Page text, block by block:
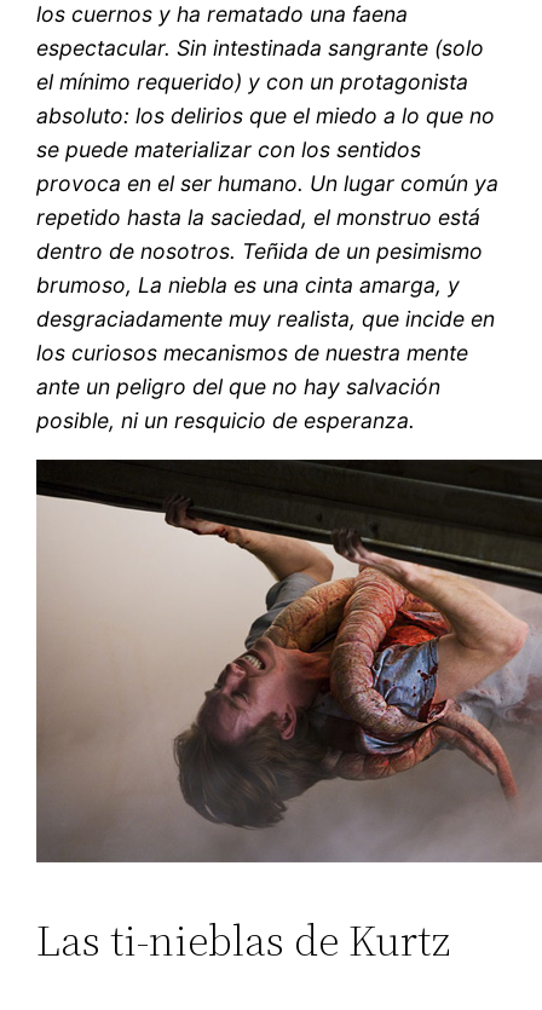
los cuernos y ha rematado una faena
espectacular. Sin intestinada sangrante (solo
el mínimo requerido) y con un protagonista
absoluto: los delirios que el miedo a lo que no
se puede materializar con los sentidos
provoca en el ser humano. Un lugar común ya
repetido hasta la saciedad, el monstruo está
dentro de nosotros. Teñida de un pesimismo
brumoso, La niebla es una cinta amarga, y
desgraciadamente muy realista, que incide en
los curiosos mecanismos de nuestra mente
ante un peligro del que no hay salvación
posible, ni un resquicio de esperanza.
Las ti-nieblas de Kurtz